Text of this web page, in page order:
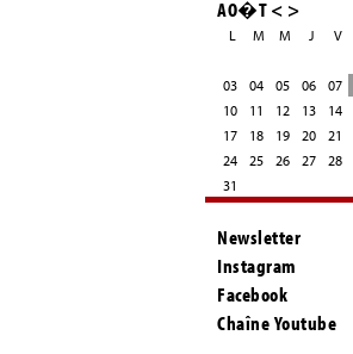
AO�T< >
L M M J V
03
04 05 06 07
10
11 12 13 14
17
18 19 20 21
24
25 26 27 28
31
Newsletter
Instagram
Facebook
Chaîne Youtube